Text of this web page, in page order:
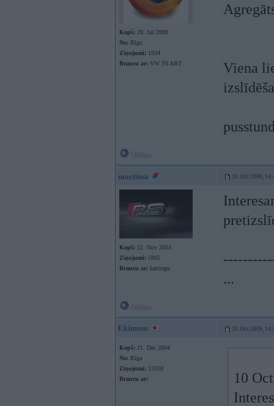
Kopš: 28. Jul 2009
No: Rīga
Ziņojumi: 1934
Braucu ar: VW T6 ABT
Viena
martinsz 10. Oct 2009,
Kopš: 22. Nov 2003
Ziņojumi: 5905
Braucu ar: kartingu
...
Ekimons 10. Oct 2009,
Kopš: 21. Dec 2004
No: Rīga
Ziņojumi: 13338
Braucu ar:
10